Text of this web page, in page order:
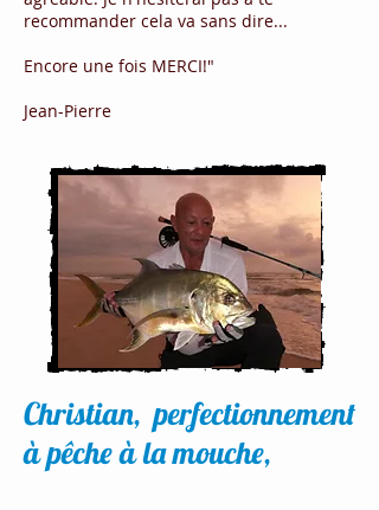
recommander cela va sans dire...
Encore une fois MERCI!"
Jean-Pierre
Christian, perfectionnement
à pêche à la mouche,